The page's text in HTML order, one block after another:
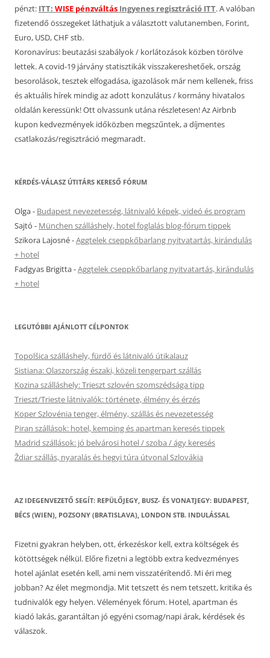
pénzt: ITT: WISE pénzváltás Ingyenes regisztráció ITT. A valóban
fizetendő összegeket láthatjuk a választott valutanemben, Forint,
Euro, USD, CHF stb.
Koronavírus: beutazási szabályok / korlátozások közben törölve
lettek. A covid-19 járvány statisztikák visszakereshetőek, ország
besorolások, tesztek elfogadása, igazolások már nem kellenek, friss
és aktuális hírek mindig az adott konzulátus / kormány hivatalos
oldalán keressünk! Ott olvassunk utána részletesen! Az Airbnb
kupon kedvezmények időközben megszűntek, a díjmentes
csatlakozás/regisztráció megmaradt.
KÉRDÉS-VÁLASZ ÚTITÁRS KERESŐ FÓRUM
Olga- Budapest nevezetesség, látnivaló képek, videó és program
Sajtó - München szálláshely, hotel foglalás blog-fórum tippek
Szikora Lajosné-Aggtelek cseppkőbarlang nyitvatartás, kirándulás
+ hotel
Fadgyas Brigitta-Aggtelek cseppkőbarlang nyitvatartás, kirándulás
+ hotel
LEGUTÓBBI AJÁNLOTT CÉLPONTOK
Topolšica szálláshely, fürdő és látnivaló útikalauz
Sistiana: Olaszország északi, közeli tengerpart szállás
Kozina szálláshely: Trieszt szlovén szomszédsága tipp
Trieszt/Trieste látnivalók: története, élmény és érzés
Koper Szlovénia tenger, élmény, szállás és nevezetesség
Piran szállások: hotel, kemping és apartman keresés tippek
Madrid szállások: jó belvárosi hotel / szoba / ágy keresés
Ždiar szállás, nyaralás és hegyi túra útvonal Szlovákia
AZ IDEGENVEZETŐ SEGÍT: REPÜLŐJEGY, BUSZ- ÉS VONATJEGY: BUDAPEST,
BÉCS (WIEN), POZSONY (BRATISLAVA), LONDON STB. INDULÁSSAL
Fizetni gyakran helyben, ott, érkezéskor kell, extra költségek és
kötöttségek nélkül. Előre fizetni a legtöbb extra kedvezményes
hotel ajánlat esetén kell, ami nem visszatérítendő. Mi éri meg
jobban? Az élet megmondja. Mit tetszett és nem tetszett, kritika és
tudnivalók egy helyen. Vélemények fórum. Hotel, apartman és
kiadó lakás, garantáltan jó egyéni csomag/napi árak, kérdések és
válaszok.